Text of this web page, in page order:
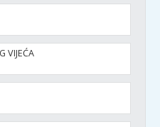
VIJEĆA